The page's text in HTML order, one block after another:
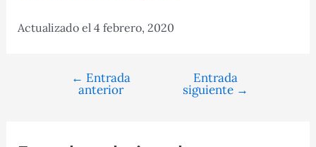
Actualizado el 4 febrero, 2020
Navegación
← Entrada
anterior
Entrada
siguiente →